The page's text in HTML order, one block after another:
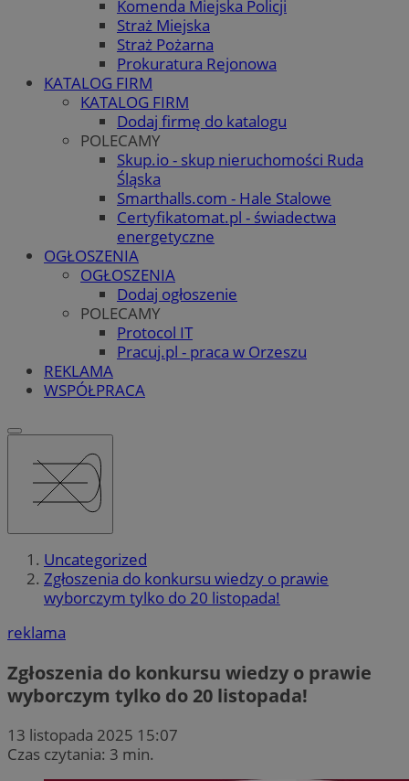
Komenda Miejska Policji
Straż Miejska
Straż Pożarna
Prokuratura Rejonowa
KATALOG FIRM
KATALOG FIRM
Dodaj firmę do katalogu
POLECAMY
Skup.io - skup nieruchomości Ruda
Śląska
Smarthalls.com - Hale Stalowe
Certyfikatomat.pl - świadectwa
energetyczne
OGŁOSZENIA
OGŁOSZENIA
Dodaj ogłoszenie
POLECAMY
Protocol IT
Pracuj.pl - praca w Orzeszu
REKLAMA
WSPÓŁPRACA
Uncategorized
Zgłoszenia do konkursu wiedzy o prawie
wyborczym tylko do 20 listopada!
reklama
Zgłoszenia do konkursu wiedzy o prawie
wyborczym tylko do 20 listopada!
13 listopada 2025 15:07
Czas czytania: 3 min.